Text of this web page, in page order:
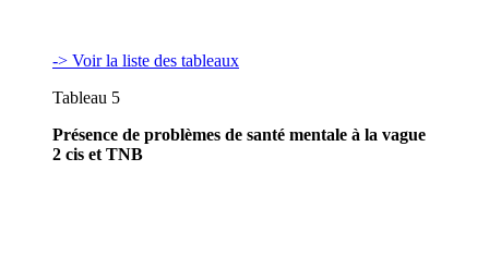
-> Voir la liste des tableaux
Tableau 5
Présence de problèmes de santé mentale à la vague
2 cis et TNB